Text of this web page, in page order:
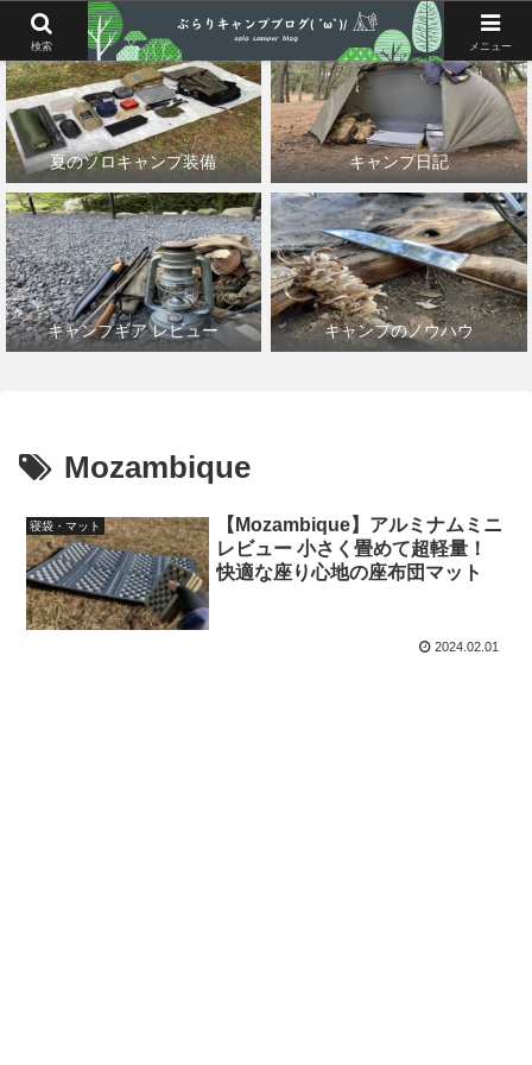
夏のソロキャンプ装備 キャンプ日記
キャンプギア レビュー キャンプのノウハウ
Mozambique
寝袋・マット
【Mozambique】アルミナムミニ
レビュー 小さく畳めて超軽量！
快適な座り心地の座布団マット
2024.02.01
検索 メニュー